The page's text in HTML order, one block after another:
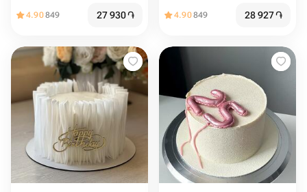
4.90849 27 930֏ 4.90849 28 927֏